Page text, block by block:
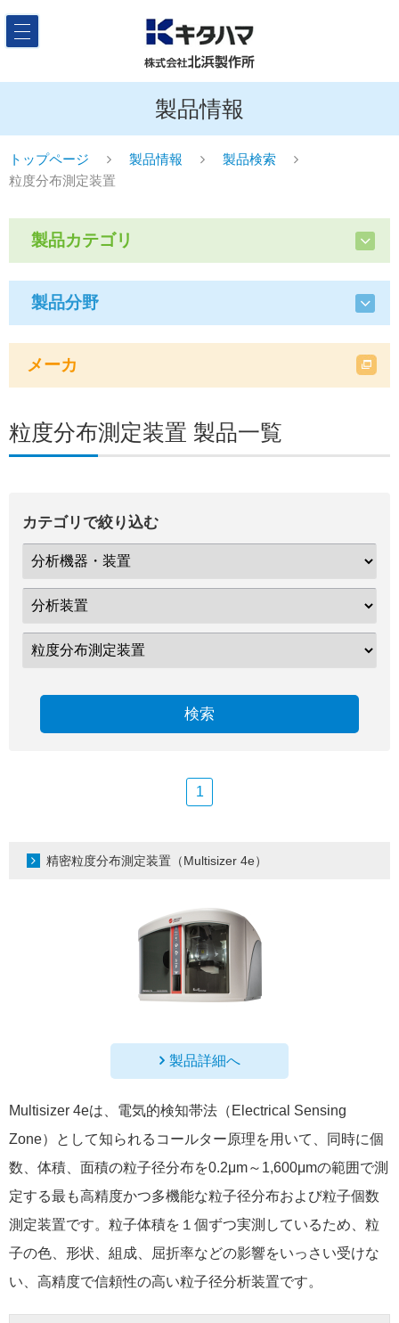
製品情報
トップページ 製品情報
製品検索
粒度分布測定装置
製品カテゴリ
製品分野
メーカ
粒度分布測定装置 製品一覧
カテゴリで絞り込む
検索
1
精密粒度分布測定装置（Multisizer 4e）
製品詳細へ
Multisizer 4eは、電気的検知帯法（Electrical Sensing
Zone）として知られるコールター原理を用いて、同時に個
数、体積、面積の粒子径分布を0.2μm～1,600μmの範囲で測
定する最も高精度かつ多機能な粒子径分布および粒子個数
測定装置です。粒子体積を１個ずつ実測しているため、粒
子の色、形状、組成、屈折率などの影響をいっさい受けな
い、高精度で信頼性の高い粒子径分析装置です。